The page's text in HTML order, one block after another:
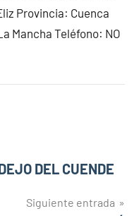
Provincia: Cuenca
Mancha Teléfono: NO
DEL CUENDE
Siguiente entrada